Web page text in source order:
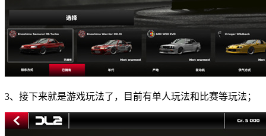
3、接下来就是游戏玩法了，目前有单人玩法和比赛等玩法；